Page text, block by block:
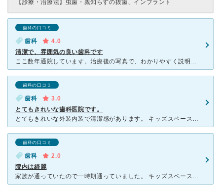
【診療・治療法】 虫歯・親知らずの抜歯、インプラント
歯科の口コミ
歯科
4.0
清潔で、雰囲気の良い歯科です
ここ数年通院しています。治療後の写真で、わかりやすく説明してくれます。 予約制なので、待ち時間も短くて済みます。先生も、スタッフもやさしいです。セレックという白い詰め物を入れることができます。帯広でこ
歯科の口コミ
歯科
3.0
とてもきれいな歯科医院です。
とてもきれいな外装内装で清潔感があります。 キッズスペースもあり、子連れでも通いやすいですね。 診察は丁寧で、クリーニングも一回で終わるのでとても便利です。 一度通院するとお知らせやら、リニュー
歯科の口コミ
歯科
2.0
院内は綺麗
家族が通っていたので一時期通っていました。 キッズスペースがあり、子供連れでも診察してもらえるのがよかったです。 予約の取り方がタイトなのか、忙しくなってくると明らかに先生の処置が雑になるしイライ